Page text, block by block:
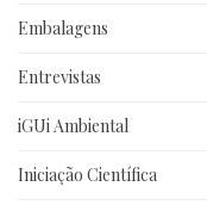
Embalagens
Entrevistas
iGUi Ambiental
Iniciação Científica